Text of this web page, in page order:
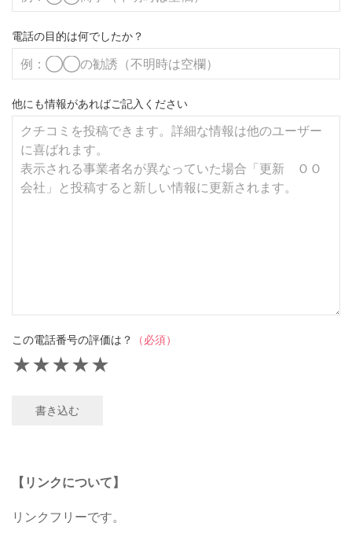
電話の目的は何でしたか？
他にも情報があればご記入ください
この電話番号の評価は？ （必須）
★
★
★
★
★
書き込む
【リンクについて】
リンクフリーです。